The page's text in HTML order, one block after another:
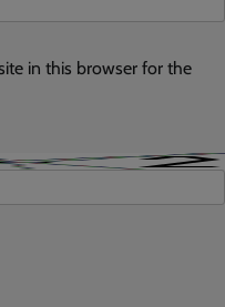
in this browser for the